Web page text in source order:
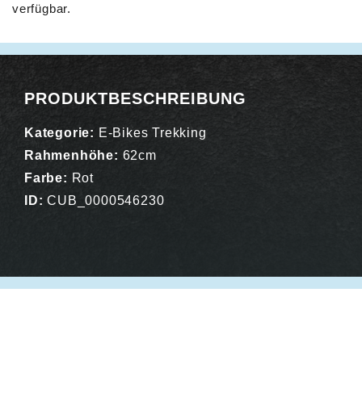
verfügbar.
PRODUKTBESCHREIBUNG
Kategorie: E-Bikes Trekking
Rahmenhöhe: 62cm
Farbe: Rot
ID: CUB_0000546230